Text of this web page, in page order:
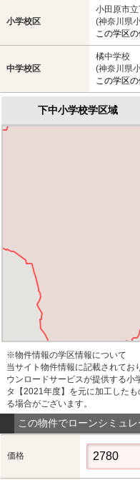
小学校区
小田原市
(神奈川県
この学区
中学校区
橘中学校
(神奈川県
この学区
下中小学校学区域
※物件情報の学区情報について
当サイト物件情報に記載されてお
ウンロードサービスが提供する小
タ【2021年度】を元に加工した
る場合がございます。
この物件でローンシミュ
価格